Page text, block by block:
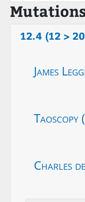
12.4 (12 >
James
Taoscopy
Charles